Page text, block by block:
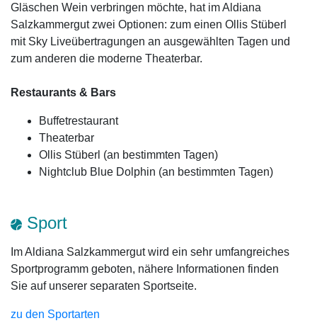
Gläschen Wein verbringen möchte, hat im Aldiana
Salzkammergut zwei Optionen: zum einen Ollis Stüberl
mit Sky Liveübertragungen an ausgewählten Tagen und
zum anderen die moderne Theaterbar.
Restaurants & Bars
Buffetrestaurant
Theaterbar
Ollis Stüberl (an bestimmten Tagen)
Nightclub Blue Dolphin (an bestimmten Tagen)
Sport
Im Aldiana Salzkammergut wird ein sehr umfangreiches
Sportprogramm geboten, nähere Informationen finden
Sie auf unserer separaten Sportseite.
zu den Sportarten